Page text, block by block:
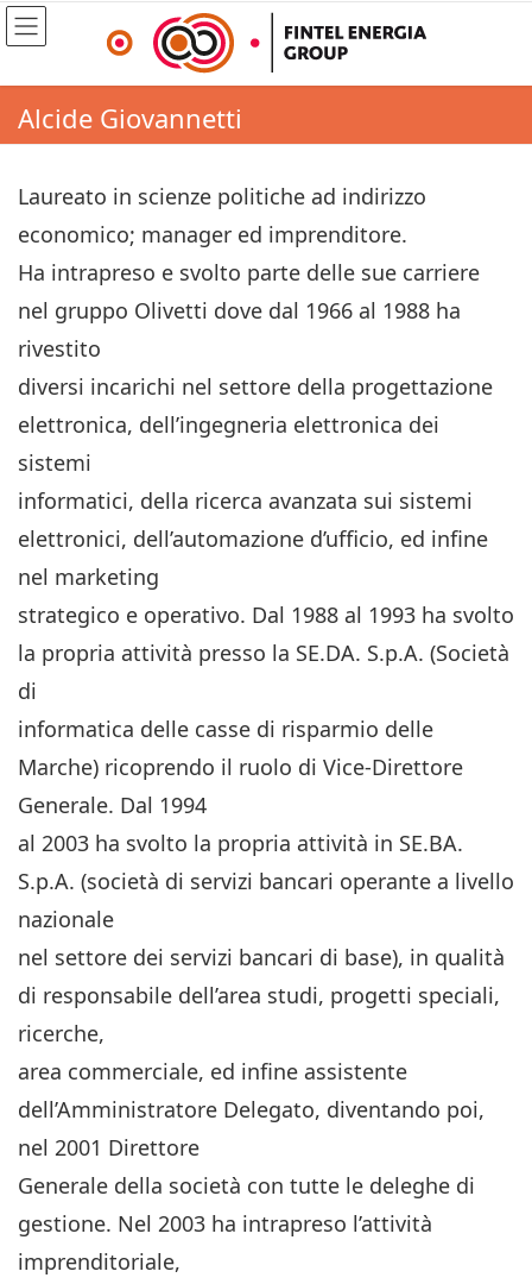
Alcide Giovannetti
Laureato in scienze politiche ad indirizzo
economico; manager ed imprenditore.
Ha intrapreso e svolto parte delle sue carriere
nel gruppo Olivetti dove dal 1966 al 1988 ha
rivestito
diversi incarichi nel settore della progettazione
elettronica, dell’ingegneria elettronica dei
sistemi
informatici, della ricerca avanzata sui sistemi
elettronici, dell’automazione d’ufficio, ed infine
nel marketing
strategico e operativo. Dal 1988 al 1993 ha svolto
la propria attività presso la SE.DA. S.p.A. (Società
di
informatica delle casse di risparmio delle
Marche) ricoprendo il ruolo di Vice-Direttore
Generale. Dal 1994
al 2003 ha svolto la propria attività in SE.BA.
S.p.A. (società di servizi bancari operante a livello
nazionale
nel settore dei servizi bancari di base), in qualità
di responsabile dell’area studi, progetti speciali,
ricerche,
area commerciale, ed infine assistente
dell’Amministratore Delegato, diventando poi,
nel 2001 Direttore
Generale della società con tutte le deleghe di
gestione. Nel 2003 ha intrapreso l’attività
imprenditoriale,